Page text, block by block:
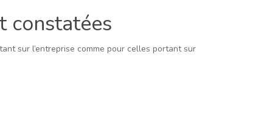
constatées
sur l’entreprise comme pour celles portant sur